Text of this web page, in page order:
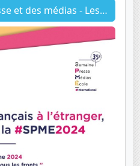
- Les métiers de la presse